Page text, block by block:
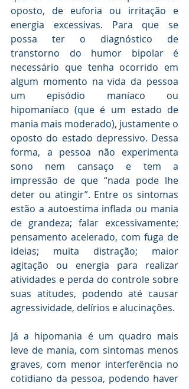
oposto, de euforia ou irritação e
energia excessivas. Para que se
possa ter o diagnóstico de
transtorno do humor bipolar é
necessário que tenha ocorrido em
algum momento na vida da pessoa
um episódio maníaco ou
hipomaníaco (que é um estado de
mania mais moderado), justamente o
oposto do estado depressivo. Dessa
forma, a pessoa não experimenta
sono nem cansaço e tem a
impressão de que “nada pode lhe
deter ou atingir”. Entre os sintomas
estão a autoestima inflada ou mania
de grandeza; falar excessivamente;
pensamento acelerado, com fuga de
ideias; muita distração; maior
agitação ou energia para realizar
atividades e perda do controle sobre
suas atitudes, podendo até causar
agressividade, delírios e alucinações.
Já a hipomania é um quadro mais
leve de mania, com sintomas menos
graves, com menor interferência no
cotidiano da pessoa, podendo haver